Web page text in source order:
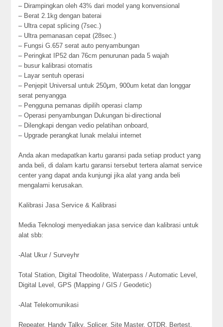
– Dirampingkan oleh 43% dari model yang konvensional
– Berat 2.1kg dengan baterai
– Ultra cepat splicing (7sec.)
– Ultra pemanasan cepat (28sec.)
– Fungsi G.657 serat auto penyambungan
– Peringkat IP52 dan 76cm penurunan pada 5 wajah
– busur kalibrasi otomatis
– Layar sentuh operasi
– Penjepit Universal untuk 250μm, 900um ketat dan longgar
serat penyangga
– Pengguna pemanas dipilih operasi clamp
– Operasi penyambungan Dukungan bi-directional
– Dilengkapi dengan vedio pelatihan onboard,
– Upgrade perangkat lunak melalui internet
Anda akan medapatkan kartu garansi pada setiap product yang
anda beli, di dalam kartu garansi tersebut tertera alamat service
center yang dapat anda kunjungi jika alat yang anda beli
mengalami kerusakan.
Kalibrasi Jasa Service & Kalibrasi
Media Teknologi menyediakan jasa service dan kalibrasi untuk
alat sbb:
-Alat Ukur / Surveyhr
Total Station, Digital Theodolite, Waterpass / Automatic Level,
Digital Level, GPS (Mapping / GIS / Geodetic)
-Alat Telekomunikasi
Repeater, Handy Talky, Splicer, Site Master, OTDR, Bertest,